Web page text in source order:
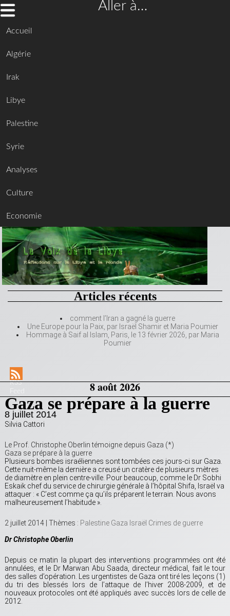
Aller à…
Accueil
Algérie
Irak
Libye
Palestine
Syrie
Analyses
Culture
Economie
Articles récents
comment l’Iran a gagné la guerre
Une Europe pour la Paix, par Israël Shamir et Maria Poumier
Hommage à Saif al Islam, Paris, le 13 février 2026, par Maria
Poumier
RSS
8 août 2026
Gaza se prépare à la guerre
8 juillet 2014
Silvia Cattori
Le Prof. Christophe Oberlin témoigne depuis Gaza (*)
Gaza se prépare à la guerre
Plusieurs bombes israéliennes sont tombées ces jours-ci sur Gaza.
Cette nuit-même la dernière a creusé un cratère de plusieurs mètres
de diamètre en plein centre-ville. Pour beaucoup, comme le Dr Sobhi
Eskaik chef du service de chirurgie générale à l’hôpital Shifa, Israël va
attaquer : « C’est comme ça qu’ils préparent le terrain. Nous avons
malheureusement l’habitude ».
2 juillet 2014 | Thèmes : Palestine Gaza Israël Crimes de guerre
Dr Christophe Oberlin
Depuis ce matin la plupart des interventions programmées ont été
annulées, et le Dr Marwan Abu Saada, directeur médical, fait le tour
des salles d’opération. Les urgentistes de Gaza ont tiré les leçons (1)
du tri des blessés lors de l’attaque de l’hiver 2008-2009, et de
nouveaux protocoles ont été appliqués avec succès lors de celle de
2012.